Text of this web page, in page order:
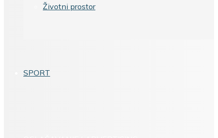
Životni prostor
SPORT